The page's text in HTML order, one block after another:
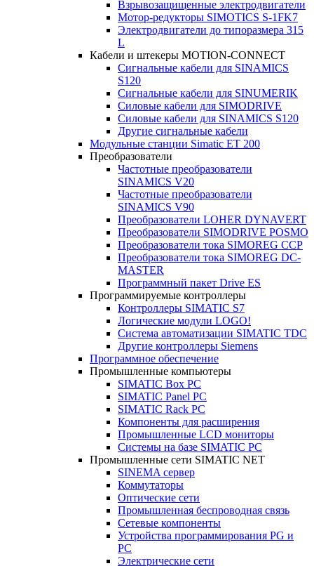
Взрывозащищенные электродвигатели
Мотор-редукторы SIMOTICS S-1FK7
Электродвигатели до типоразмера 315
L
Кабели и штекеры MOTION-CONNECT
Сигнальные кабели для SINAMICS
S120
Сигнальные кабели для SINUMERIK
Силовые кабели для SIMODRIVE
Силовые кабели для SINAMICS S120
Другие сигнальные кабели
Модульные станции Simatic ET 200
Преобразователи
Частотные преобразователи
SINAMICS V20
Частотные преобразователи
SINAMICS V90
Преобразователи LOHER DYNAVERT
Преобразователи SIMODRIVE POSMO
Преобразователи тока SIMOREG CCP
Преобразователи тока SIMOREG DC-
MASTER
Программный пакет Drive ES
Программируемые контроллеры
Контроллеры SIMATIC S7
Логические модули LOGO!
Система автоматизации SIMATIC TDC
Другие контроллеры Siemens
Программное обеспечение
Промышленные компьютеры
SIMATIC Box PC
SIMATIC Panel PС
SIMATIC Rack PC
Компоненты для расширения
Промышленные LCD мониторы
Системы на базе SIMATIC PC
Промышленные сети SIMATIC NET
SINEMA сервер
Коммутаторы
Оптические сети
Промышленная беспроводная связь
Сетевые компоненты
Устройства программирования PG и
PC
Электрические сети